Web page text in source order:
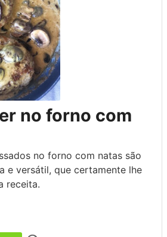
no forno com
no forno com natas são
e versátil, que certamente lhe
receita.